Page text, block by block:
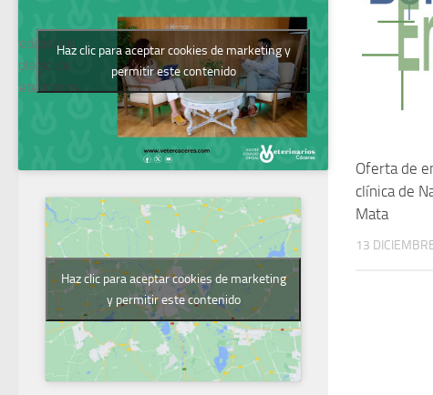
Oferta de
clínica de
Mata
13
Podcast del
Colegio de
Veterinarios
Haz clic para aceptar cookies de marketing y
permitir este contenido
Haz clic para aceptar cookies de marketing
y permitir este contenido